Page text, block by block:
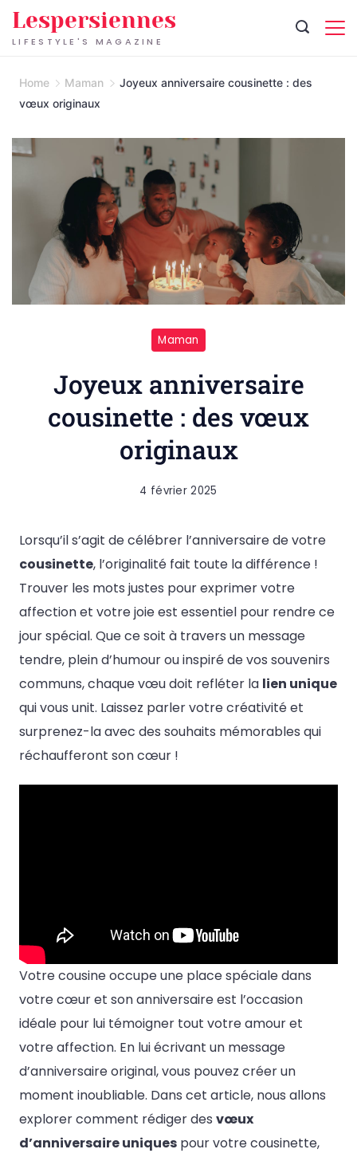
Skip
toLIFESTYLE'S MAGAZINE
Lespersiennes
Home Maman
Joyeux anniversaire cousinette : des
vœux originaux
Maman
Joyeux anniversaire
cousinette : des vœux
originaux
4 février 2025
Lorsqu’il s’agit de célébrer l’anniversaire de votre
cousinette, l’originalité fait toute la différence !
Trouver les mots justes pour exprimer votre
affection et votre joie est essentiel pour rendre ce
jour spécial. Que ce soit à travers un message
tendre, plein d’humour ou inspiré de vos souvenirs
communs, chaque vœu doit refléter la lien unique
qui vous unit. Laissez parler votre créativité et
surprenez-la avec des souhaits mémorables qui
réchaufferont son cœur !
Votre cousine occupe une place spéciale dans
votre cœur et son anniversaire est l’occasion
idéale pour lui témoigner tout votre amour et
votre affection. En lui écrivant un message
d’anniversaire original, vous pouvez créer un
moment inoubliable. Dans cet article, nous allons
explorer comment rédiger des vœux
d’anniversaire uniques pour votre cousinette,